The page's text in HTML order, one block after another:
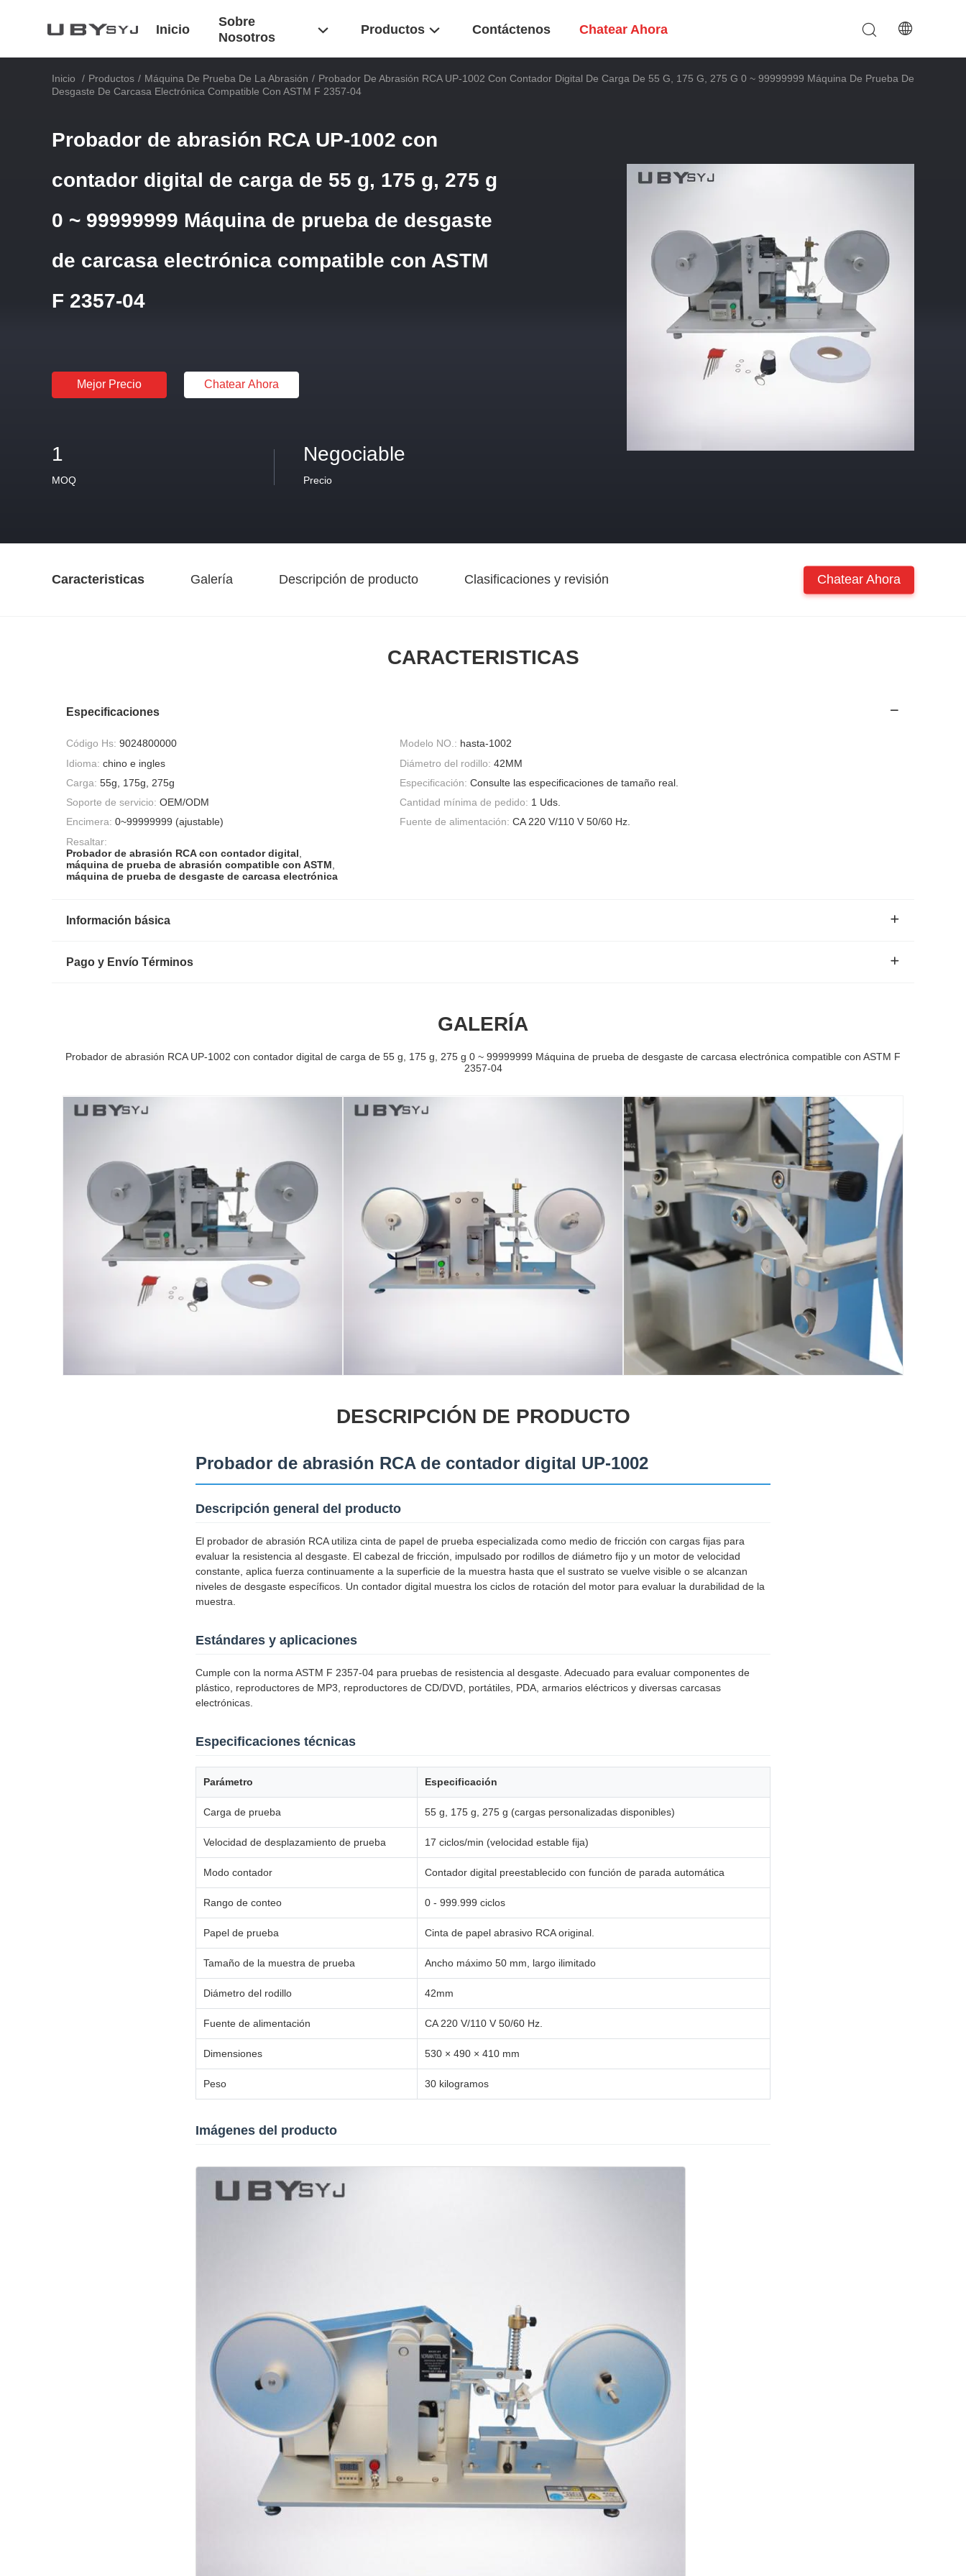
Inicio
Sobre
Nosotros
Productos Contáctenos Chatear Ahora
Inicio / Productos / Máquina De Prueba De La Abrasión / Probador De Abrasión RCA UP-1002 Con Contador Digital De Carga De 55 G, 175 G, 275 G 0 ~ 99999999 Máquina De Prueba De
Desgaste De Carcasa Electrónica Compatible Con ASTM F 2357-04
Probador de abrasión RCA UP-1002 con
contador digital de carga de 55 g, 175 g, 275 g
0 ~ 99999999 Máquina de prueba de desgaste
de carcasa electrónica compatible con ASTM
F 2357-04
Mejor Precio Chatear Ahora
1
MOQ
Negociable
Precio
Caracteristicas Galería Descripción de producto Clasificaciones y revisión Chatear Ahora
CARACTERISTICAS
Especificaciones
Código Hs: 9024800000 Modelo NO.: hasta-1002
Idioma: chino e ingles Diámetro del rodillo: 42MM
Carga: 55g, 175g, 275g Especificación: Consulte las especificaciones de tamaño real.
Soporte de servicio: OEM/ODM Cantidad mínima de pedido: 1 Uds.
Encimera: 0~99999999 (ajustable) Fuente de alimentación: CA 220 V/110 V 50/60 Hz.
Resaltar:
Probador de abrasión RCA con contador digital
máquina de prueba de abrasión compatible con ASTM
máquina de prueba de desgaste de carcasa electrónica
Información básica
Pago y Envío Términos
GALERÍA
Probador de abrasión RCA UP-1002 con contador digital de carga de 55 g, 175 g, 275 g 0 ~ 99999999 Máquina de prueba de desgaste de carcasa electrónica compatible con ASTM F
2357-04
DESCRIPCIÓN DE PRODUCTO
Probador de abrasión RCA de contador digital UP-1002
Descripción general del producto
El probador de abrasión RCA utiliza cinta de papel de prueba especializada como medio de fricción con cargas fijas para
evaluar la resistencia al desgaste. El cabezal de fricción, impulsado por rodillos de diámetro fijo y un motor de velocidad
constante, aplica fuerza continuamente a la superficie de la muestra hasta que el sustrato se vuelve visible o se alcanzan
niveles de desgaste específicos. Un contador digital muestra los ciclos de rotación del motor para evaluar la durabilidad de la
muestra.
Estándares y aplicaciones
Cumple con la norma ASTM F 2357-04 para pruebas de resistencia al desgaste. Adecuado para evaluar componentes de
plástico, reproductores de MP3, reproductores de CD/DVD, portátiles, PDA, armarios eléctricos y diversas carcasas
electrónicas.
Especificaciones técnicas
Parámetro Especificación
Carga de prueba 55 g, 175 g, 275 g (cargas personalizadas disponibles)
Velocidad de desplazamiento de prueba 17 ciclos/min (velocidad estable fija)
Modo contador Contador digital preestablecido con función de parada automática
Rango de conteo 0 - 999.999 ciclos
Papel de prueba Cinta de papel abrasivo RCA original.
Tamaño de la muestra de prueba Ancho máximo 50 mm, largo ilimitado
Diámetro del rodillo 42mm
Fuente de alimentación CA 220 V/110 V 50/60 Hz.
Dimensiones 530 × 490 × 410 mm
Peso 30 kilogramos
Imágenes del producto